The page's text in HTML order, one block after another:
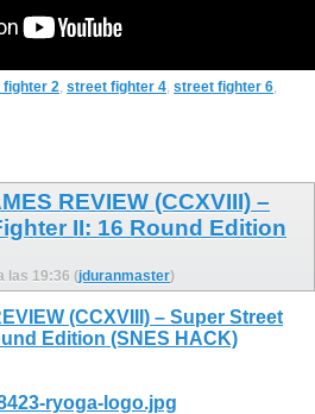
2, street fighter 4, street fighter 6,
REVIEW (CCXVIII) –
II: 16 Round Edition
las 19:36 (jduranmaster)
(CCXVIII) – Super Street
Edition (SNES HACK)
ryoga-logo.jpg